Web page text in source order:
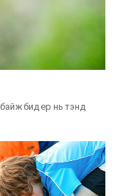
бид ер нь тэнд